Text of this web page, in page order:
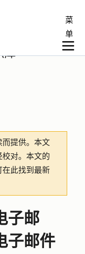
菜
单
库
提供。 本文
对。本文的
在此找到最新
子邮
子邮件